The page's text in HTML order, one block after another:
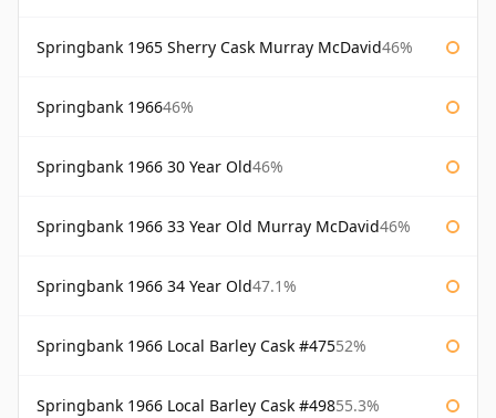
Springbank 1965 Sherry Cask Murray McDavid46%
Springbank 196646%
Springbank 1966 30 Year Old46%
Springbank 1966 33 Year Old Murray McDavid46%
Springbank 1966 34 Year Old47.1%
Springbank 1966 Local Barley Cask #47552%
Springbank 1966 Local Barley Cask #49855.3%